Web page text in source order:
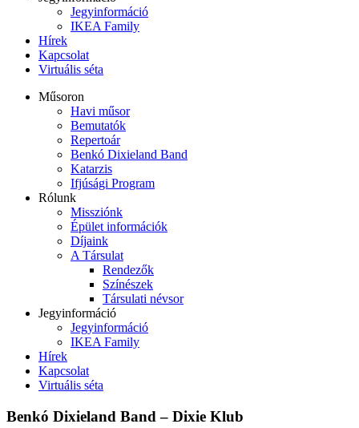
Jegyinformáció
IKEA Family
Hírek
Kapcsolat
Virtuális séta
Műsoron
Havi műsor
Bemutatók
Repertoár
Benkó Dixieland Band
Katarzis
Ifjúsági Program
Rólunk
Missziónk
Épület információk
Díjaink
A Társulat
Rendezők
Színészek
Társulati névsor
Jegyinformáció
Jegyinformáció
IKEA Family
Hírek
Kapcsolat
Virtuális séta
Benkó Dixieland Band – Dixie Klub